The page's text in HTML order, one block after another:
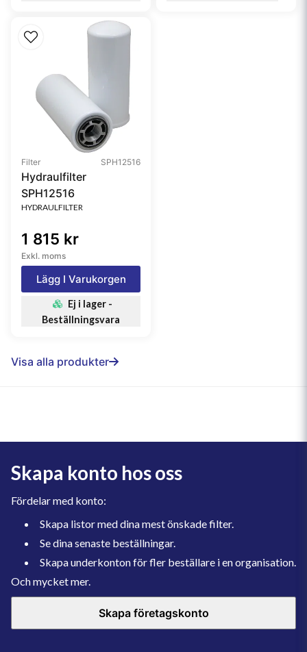
Filter SPH12516
Hydraulfilter
SPH12516
HYDRAULFILTER
1 815 kr
Exkl. moms
Lägg I Varukorgen
Ej i lager -
Beställningsvara
Visa alla produkter
Skapa konto hos oss
Fördelar med konto:
Skapa listor med dina mest önskade filter.
Se dina senaste beställningar.
Skapa underkonton för fler beställare i en organisation.
Och mycket mer.
Skapa företagskonto